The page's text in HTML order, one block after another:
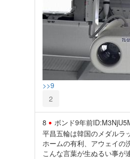
>>9
2
8 ボンド9年前
平昌五輪は韓国のメダルラ
ホームの有利、アウェイの
こんな言葉が生ぬるい事が